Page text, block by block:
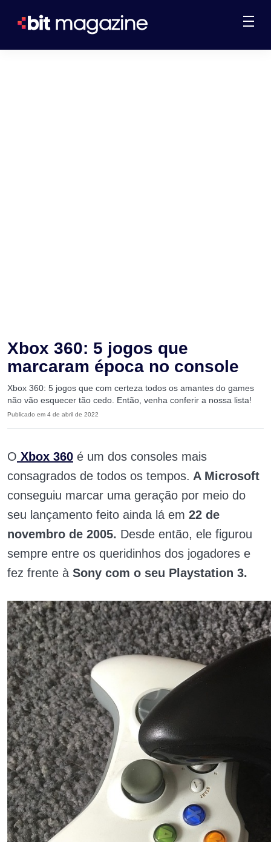
Xbox 360: 5 jogos que
marcaram época no console
Xbox 360: 5 jogos que com certeza todos os amantes do games
não vão esquecer tão cedo. Então, venha conferir a nossa lista!
Publicado em 4 de abril de 2022
O Xbox 360 é um dos consoles mais
consagrados de todos os tempos. A Microsoft
conseguiu marcar uma geração por meio do
seu lançamento feito ainda lá em 22 de
novembro de 2005. Desde então, ele figurou
sempre entre os queridinhos dos jogadores e
fez frente à Sony com o seu Playstation 3.